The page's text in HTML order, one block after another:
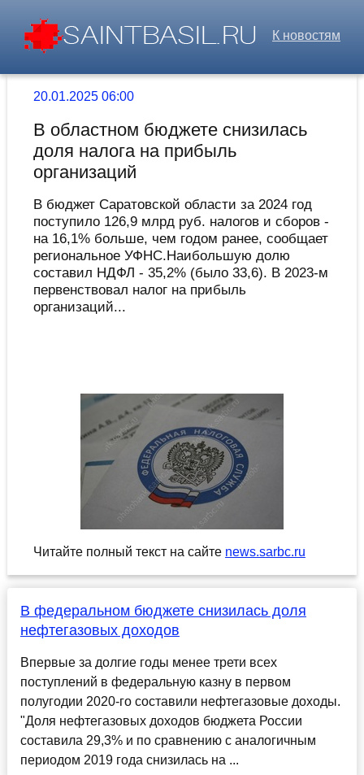
К новостям
20.01.2025 06:00
В областном бюджете снизилась
доля налога на прибыль
организаций
В бюджет Саратовской области за 2024 год
поступило 126,9 млрд руб. налогов и сборов -
на 16,1% больше, чем годом ранее, сообщает
региональное УФНС.Наибольшую долю
составил НДФЛ - 35,2% (было 33,6). В 2023-м
первенствовал налог на прибыль
организаций...
Читайте полный текст на сайте news.sarbc.ru
В федеральном бюджете снизилась доля
нефтегазовых доходов
Впервые за долгие годы менее трети всех
поступлений в федеральную казну в первом
полугодии 2020-го составили нефтегазовые доходы.
"Доля нефтегазовых доходов бюджета России
составила 29,3% и по сравнению с аналогичным
периодом 2019 года снизилась на ...